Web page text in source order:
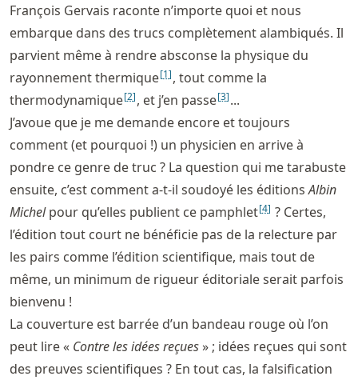
François Gervais raconte n’importe quoi et nous
embarque dans des trucs complètement alambiqués. Il
parvient même à rendre absconse la physique du
rayonnement thermique[1], tout comme la
thermodynamique[2], et j’en passe[3]...
J’avoue que je me demande encore et toujours
comment (et pourquoi !) un physicien en arrive à
pondre ce genre de truc ? La question qui me tarabuste
ensuite, c’est comment a-t-il soudoyé les éditionsAlbin
Michelpour qu’elles publient ce pamphlet[4] ? Certes,
l’édition tout court ne bénéficie pas de la relecture par
les pairs comme l’édition scientifique, mais tout de
même, un minimum de rigueur éditoriale serait parfois
bienvenu !
La couverture est barrée d’un bandeau rouge où l’on
peut lire « Contre les idées reçues» ; idées reçues qui sont
des preuves scientifiques ? En tout cas, la falsification